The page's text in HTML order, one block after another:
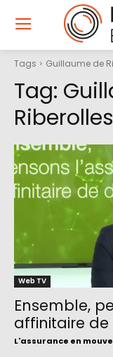
Tags Guillaume de
Tag:
Riberolles
Web TV
Ensemble,
affinitaire de
L'assurance en